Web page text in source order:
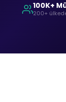
100K+
200+